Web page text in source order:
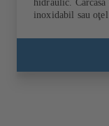
hidraulic.
inoxidabil sau
o parte şi
conform EN,